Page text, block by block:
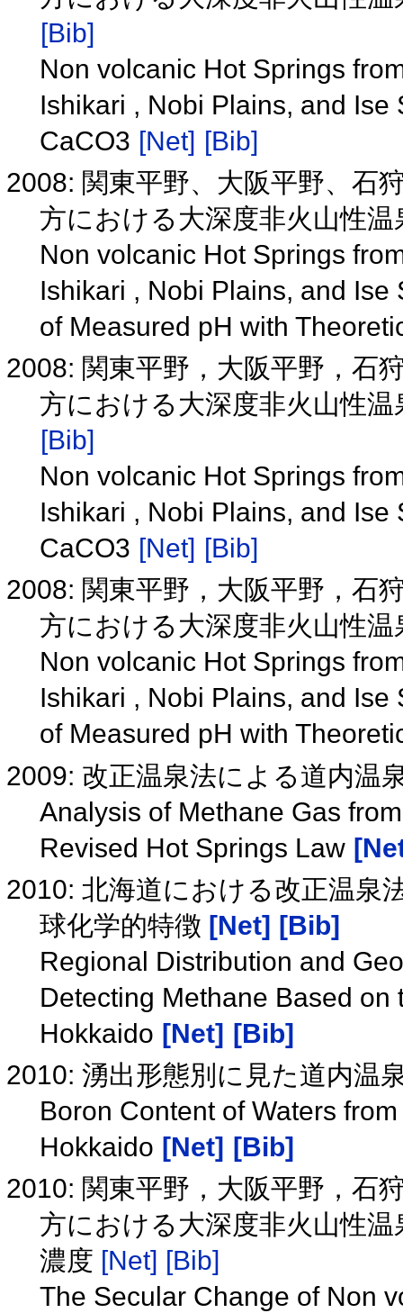
[Bib]
Non volcanic Hot Springs
Ishikari , Nobi Plains, and
CaCO3 [Net] [Bib]
2008: 関東平野、大阪平野、石
方における大深度非火山性
Non volcanic Hot Springs
Ishikari , Nobi Plains, and
of Measured pH with
2008: 関東平野，大阪平野，石
方における大深度非火山性
[Bib]
Non volcanic Hot Springs
Ishikari , Nobi Plains, and
CaCO3 [Net] [Bib]
2008: 関東平野，大阪平野，石
方における大深度非火山性
Non volcanic Hot Springs
Ishikari , Nobi Plains, and
of Measured pH with
2009: 改正温泉法による道内温
Analysis of Methane Gas
Revised Hot Springs Law
2010: 北海道における改正温泉
球化学的特徴 [Net] [Bib]
Regional Distribution and
Detecting Methane Based
Hokkaido [Net] [Bib]
2010: 湧出形態別に見た道内温
Boron Content of Waters
Hokkaido [Net] [Bib]
2010: 関東平野，大阪平野，石
方における大深度非火山性
濃度 [Net] [Bib]
The Secular Change of Non